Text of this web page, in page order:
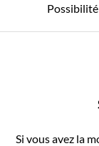
Possibilité
Si vous avez la